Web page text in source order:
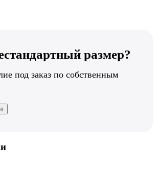
размер?
под заказ по собственным